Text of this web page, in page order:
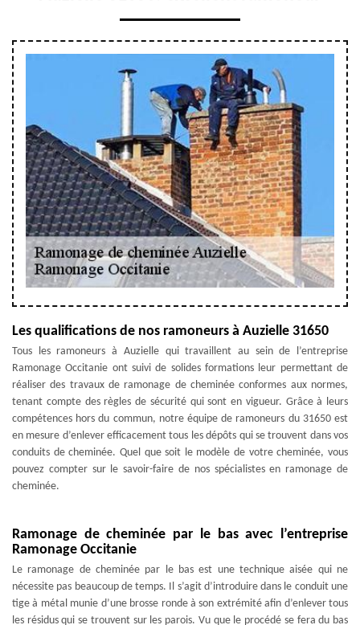
Les qualifications de nos ramoneurs à Auzielle 31650
Tous les ramoneurs à Auzielle qui travaillent au sein de l’entreprise
Ramonage Occitanie ont suivi de solides formations leur permettant de
réaliser des travaux de ramonage de cheminée conformes aux normes,
tenant compte des règles de sécurité qui sont en vigueur. Grâce à leurs
compétences hors du commun, notre équipe de ramoneurs du 31650 est
en mesure d’enlever efficacement tous les dépôts qui se trouvent dans vos
conduits de cheminée. Quel que soit le modèle de votre cheminée, vous
pouvez compter sur le savoir-faire de nos spécialistes en ramonage de
cheminée.
Ramonage de cheminée par le bas avec l’entreprise
Ramonage Occitanie
Le ramonage de cheminée par le bas est une technique aisée qui ne
nécessite pas beaucoup de temps. Il s’agit d’introduire dans le conduit une
tige à métal munie d’une brosse ronde à son extrémité afin d’enlever tous
les résidus qui se trouvent sur les parois. Vu que le procédé se fera du bas